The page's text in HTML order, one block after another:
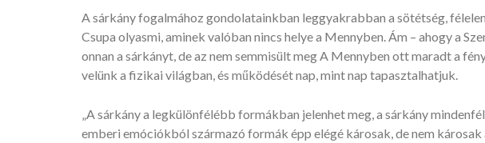
A sárkány fogalmához gondolatainkban leggyakrabban a sötétség,
Csupa olyasmi, aminek valóban nincs helye a Mennyben. Ám – ahogy a
onnan a sárkányt, de az nem semmisült meg A Mennyben ott maradt a
velünk a fizikai világban, és működését nap, mint nap tapasztalhatjuk.
„A sárkány a legkülönfélébb formákban jelenhet meg, a sárkány
emberi emóciókból származó formák épp elégé károsak, de nem károsak